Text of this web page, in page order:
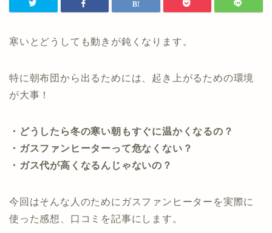
寒いとどうしても動きが鈍くなります。
特に朝布団から出るためには、起き上がるための環境
が大事！
・どうしたら冬の寒い朝もすぐに温かくなるの？
・ガスファンヒーターって危なくない？
・ガス代が高くなるんじゃないの？
今回はそんな人のためにガスファンヒーターを実際に
使った感想、口コミを記事にします。